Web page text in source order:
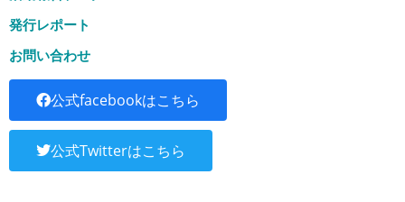
発行レポート
お問い合わせ
公式facebookはこちら
公式Twitterはこちら